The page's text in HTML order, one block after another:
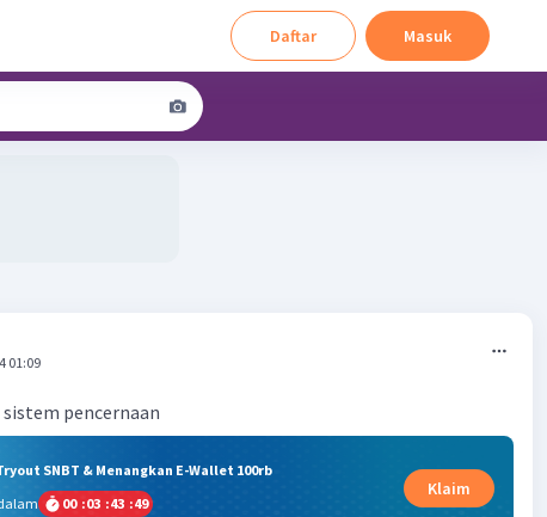
Daftar Masuk
01:09
pencernaan
SNBT & Menangkan E-Wallet 100rb
00 :03 :43 :48
Klaim